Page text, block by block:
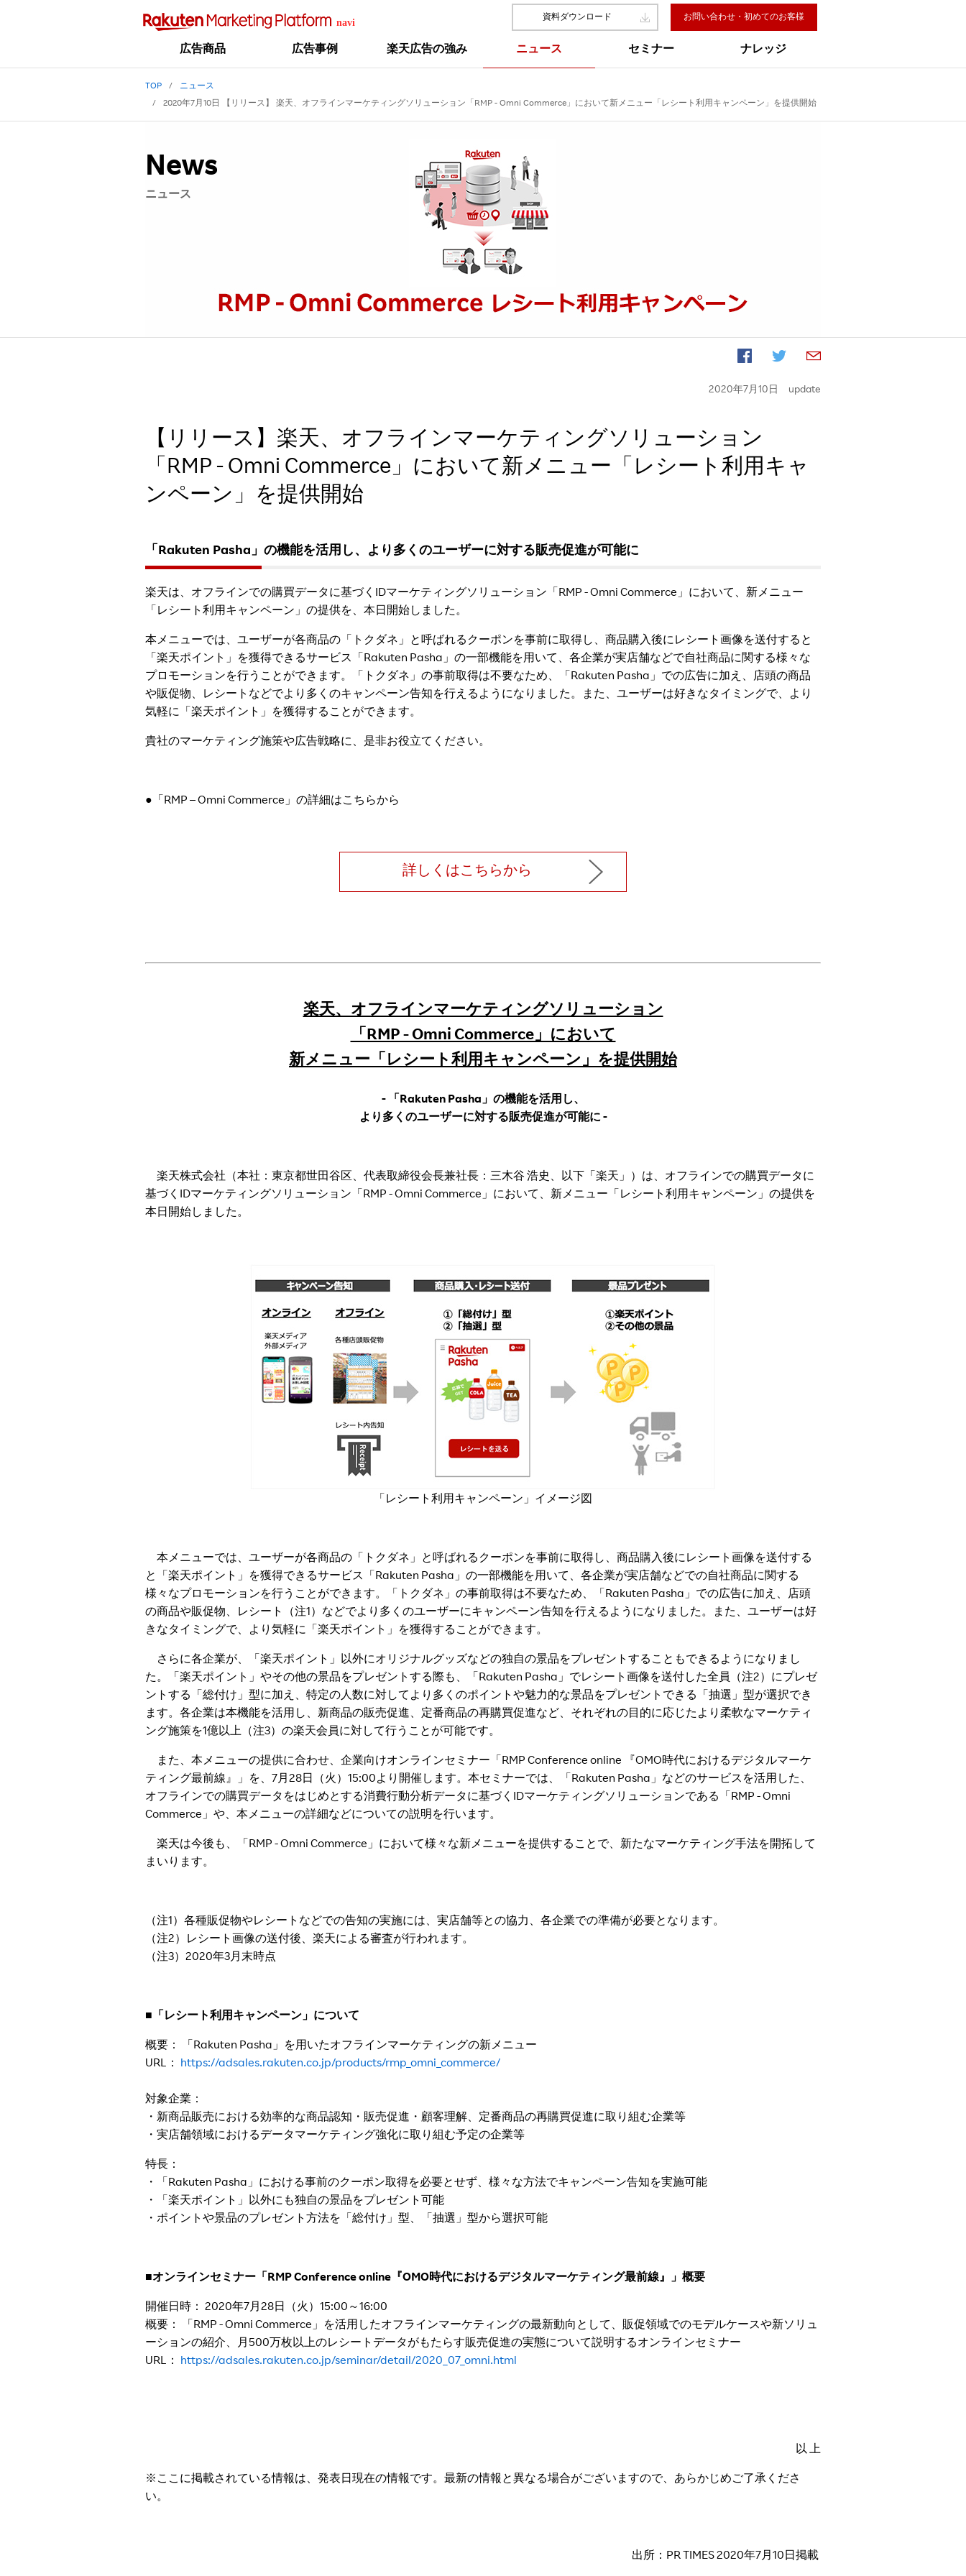
資料ダウンロード お問い合わせ・初めてのお客様
広告商品 広告事例 楽天広告の強み ニュース セミナー ナレッジ
TOP
ニュース
2020年7月10日 【リリース】 楽天、オフラインマーケティングソリューション「RMP - Omni Commerce」において新メニュー「レシート利用キャンペーン」を提供開始
News
ニュース
2020年7月10日 update
【リリース】楽天、オフラインマーケティングソリューション
「RMP - Omni Commerce」において新メニュー「レシート利用キャ
ンペーン」を提供開始
「Rakuten Pasha」の機能を活用し、より多くのユーザーに対する販売促進が可能に
楽天は、オフラインでの購買データに基づくIDマーケティングソリューション「RMP - Omni Commerce」において、新メニュー
「レシート利用キャンペーン」の提供を、本日開始しました。
本メニューでは、ユーザーが各商品の「トクダネ」と呼ばれるクーポンを事前に取得し、商品購入後にレシート画像を送付すると
「楽天ポイント」を獲得できるサービス「Rakuten Pasha」の一部機能を用いて、各企業が実店舗などで自社商品に関する様々な
プロモーションを行うことができます。「トクダネ」の事前取得は不要なため、「Rakuten Pasha」での広告に加え、店頭の商品
や販促物、レシートなどでより多くのキャンペーン告知を行えるようになりました。また、ユーザーは好きなタイミングで、より
気軽に「楽天ポイント」を獲得することができます。
貴社のマーケティング施策や広告戦略に、是非お役立てください。
●「RMP – Omni Commerce」の詳細はこちらから
詳しくはこちらから
楽天、オフラインマーケティングソリューション
「RMP - Omni Commerce」において
新メニュー「レシート利用キャンペーン」を提供開始
- 「Rakuten Pasha」の機能を活用し、
より多くのユーザーに対する販売促進が可能に -
楽天株式会社（本社：東京都世田谷区、代表取締役会長兼社長：三木谷 浩史、以下「楽天」）は、オフラインでの購買データに
基づくIDマーケティングソリューション「RMP - Omni Commerce」において、新メニュー「レシート利用キャンペーン」の提供を
本日開始しました。
「レシート利用キャンペーン」イメージ図
本メニューでは、ユーザーが各商品の「トクダネ」と呼ばれるクーポンを事前に取得し、商品購入後にレシート画像を送付する
と「楽天ポイント」を獲得できるサービス「Rakuten Pasha」の一部機能を用いて、各企業が実店舗などでの自社商品に関する
様々なプロモーションを行うことができます。「トクダネ」の事前取得は不要なため、「Rakuten Pasha」での広告に加え、店頭
の商品や販促物、レシート（注1）などでより多くのユーザーにキャンペーン告知を行えるようになりました。また、ユーザーは好
きなタイミングで、より気軽に「楽天ポイント」を獲得することができます。
さらに各企業が、「楽天ポイント」以外にオリジナルグッズなどの独自の景品をプレゼントすることもできるようになりまし
た。「楽天ポイント」やその他の景品をプレゼントする際も、「Rakuten Pasha」でレシート画像を送付した全員（注2）にプレゼ
ントする「総付け」型に加え、特定の人数に対してより多くのポイントや魅力的な景品をプレゼントできる「抽選」型が選択でき
ます。各企業は本機能を活用し、新商品の販売促進、定番商品の再購買促進など、それぞれの目的に応じたより柔軟なマーケティ
ング施策を1億以上（注3）の楽天会員に対して行うことが可能です。
また、本メニューの提供に合わせ、企業向けオンラインセミナー「RMP Conference online 『OMO時代におけるデジタルマーケ
ティング最前線』」を、7月28日（火）15:00より開催します。本セミナーでは、「Rakuten Pasha」などのサービスを活用した、
オフラインでの購買データをはじめとする消費行動分析データに基づくIDマーケティングソリューションである「RMP - Omni
Commerce」や、本メニューの詳細などについての説明を行います。
楽天は今後も、「RMP - Omni Commerce」において様々な新メニューを提供することで、新たなマーケティング手法を開拓して
まいります。
（注1）各種販促物やレシートなどでの告知の実施には、実店舗等との協力、各企業での準備が必要となります。
（注2 ）レシート画像の送付後、楽天による審査が行われます。
（注3）2020年3月末時点
■「レシート利用キャンペーン」について
概要： 「Rakuten Pasha」を用いたオフラインマーケティングの新メニュー
URL： https://adsales.rakuten.co.jp/products/rmp_omni_commerce/
対象企業：
・新商品販売における効率的な商品認知・販売促進・顧客理解、定番商品の再購買促進に取り組む企業等
・実店舗領域におけるデータマーケティング強化に取り組む予定の企業等
特長：
・「Rakuten Pasha」における事前のクーポン取得を必要とせず、様々な方法でキャンペーン告知を実施可能
・「楽天ポイント」以外にも独自の景品をプレゼント可能
・ポイントや景品のプレゼント方法を「総付け」型、「抽選」型から選択可能
■オンラインセミナー「 RMP Conference online 『OMO時代におけるデジタルマーケティング最前線』」概要
開催日時： 2020年7月28日（火）15:00～16:00
概要： 「RMP - Omni Commerce」を活用したオフラインマーケティングの最新動向として、販促領域でのモデルケースや新ソリュ
ーションの紹介、月500万枚以上のレシートデータがもたらす販売促進の実態について説明するオンラインセミナー
URL： https://adsales.rakuten.co.jp/seminar/detail/2020_07_omni.html
以 上
※ここに掲載されている情報は、発表日現在の情報です。最新の情報と異なる場合がございますので、あらかじめご了承くださ
い。
出所：PR TIMES 2020年7月10 日掲載